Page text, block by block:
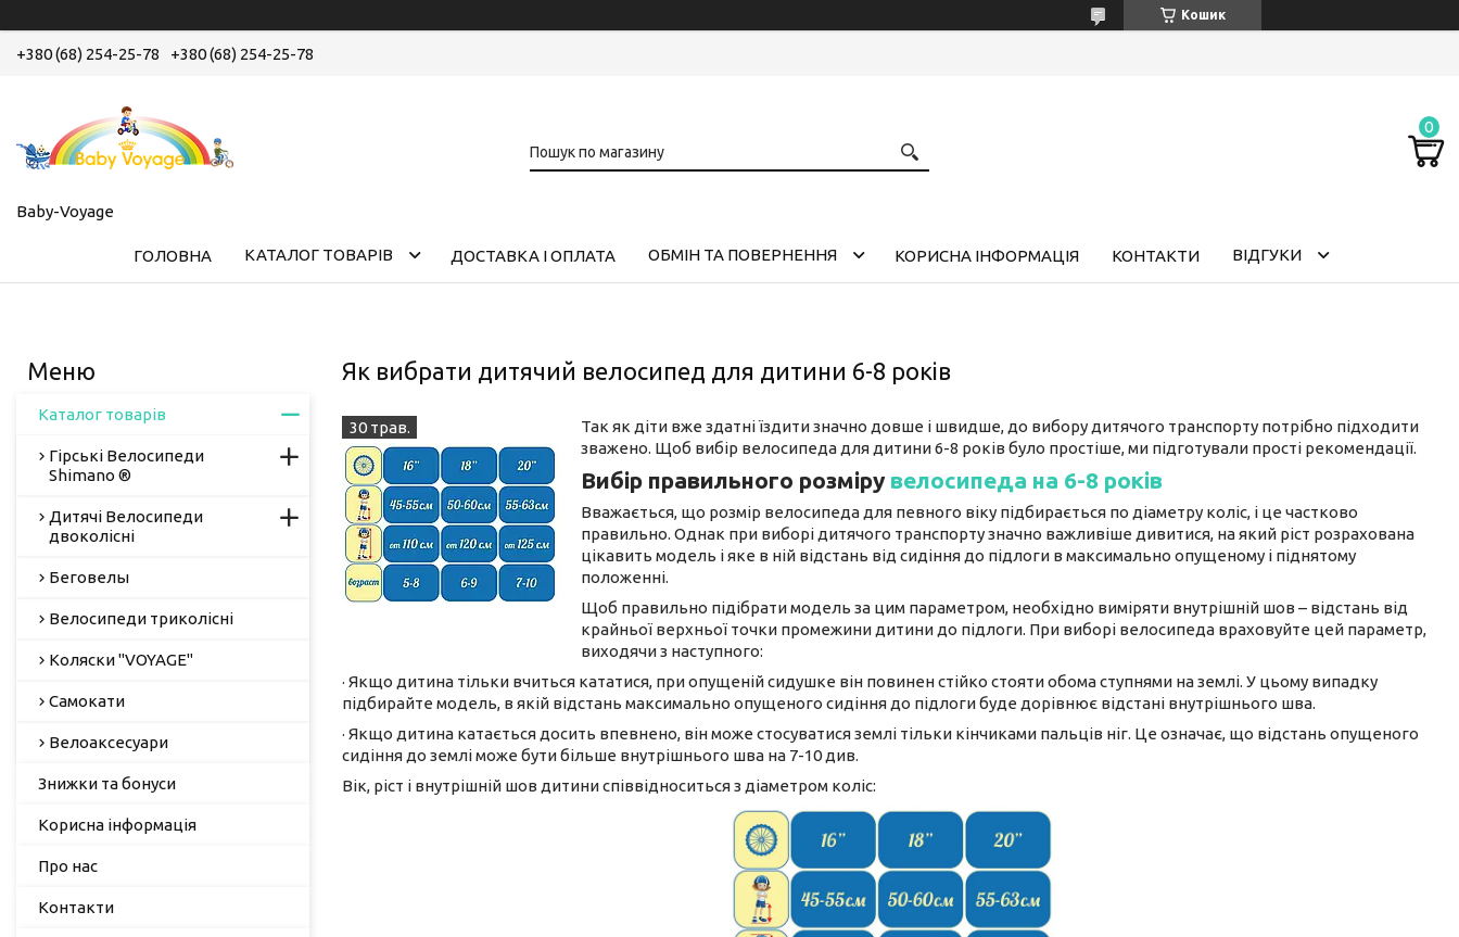
Кошик
+380 (68) 254-25-78 +380 (68) 254-25-78
Baby-Voyage
ГОЛОВНА КАТАЛОГ ТОВАРІВ ДОСТАВКА І ОПЛАТА ОБМІН ТА ПОВЕРНЕННЯ КОРИСНА ІНФОРМАЦІЯ КОНТАКТИ ВІДГУКИ
Як вибрати дитячий велосипед для дитини 6-8 років
30 трав.
Так як діти вже здатні їздити значно довше і швидше, до вибору дитячого транспорту потрібно підходити
зважено. Щоб вибір велосипеда для дитини 6-8 років було простіше, ми підготували прості рекомендації.
Вибір правильного розміру велосипеда на 6-8 років
Вважається, що розмір велосипеда для певного віку підбирається по діаметру коліс, і це частково
правильно. Однак при виборі дитячого транспорту значно важливіше дивитися, на який ріст розрахована
цікавить модель і яке в ній відстань від сидіння до підлоги в максимально опущеному і піднятому
положенні.
Щоб правильно підібрати модель за цим параметром, необхідно виміряти внутрішній шов – відстань від
крайньої верхньої точки промежини дитини до підлоги. При виборі велосипеда враховуйте цей параметр,
виходячи з наступного:
· Якщо дитина тільки вчиться кататися, при опущеній сидушке він повинен стійко стояти обома ступнями на землі. У цьому випадку
підбирайте модель, в якій відстань максимально опущеного сидіння до підлоги буде дорівнює відстані внутрішнього шва.
· Якщо дитина катається досить впевнено, він може стосуватися землі тільки кінчиками пальців ніг. Це означає, що відстань опущеного
сидіння до землі може бути більше внутрішнього шва на 7-10 див.
Вік, ріст і внутрішній шов дитини співвідноситься з діаметром коліс:
Каталог товарів
Гірські Велосипеди
Shimano ®
Дитячі Велосипеди
двоколісні
Беговелы
Велосипеди триколісні
Коляски "VOYAGE"
Самокати
Велоаксесуари
Знижки та бонуси
Корисна інформація
Про нас
Контакти